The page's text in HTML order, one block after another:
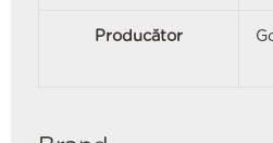
Producător